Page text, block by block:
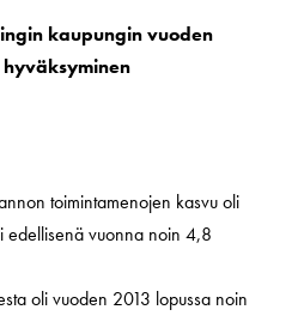
kaupungin vuoden
toimintamenojen kasvu oli
edellisenä vuonna noin 4,8
oli vuoden 2013 lopussa noin